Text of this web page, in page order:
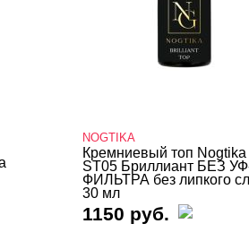
NOGTIKA
Кремниевый топ Nogtika
ST05 Бриллиант БЕЗ
ФИЛЬТРА без липкого
30 мл
1150 руб.